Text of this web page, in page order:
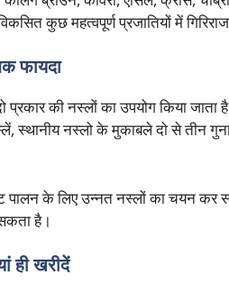
कुछ महत्वपूर्ण प्रजातियों में
फायदा
प्रकार की नस्लों का उपयोग किया
स्थानीय नस्लो के मुकाबले दो से तीन
के लिए उन्नत नस्लों का चयन कर
है।
ही खरीदें